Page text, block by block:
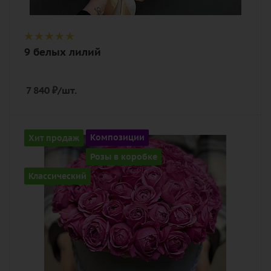
9 белых лилий
7 840 ₽/шт.
Хит продаж Композиции
Розы в коробке
Классический
Количество
15
Цвет
малиновый
Описание
роза пионовидная, оазис, шляпная
коробка